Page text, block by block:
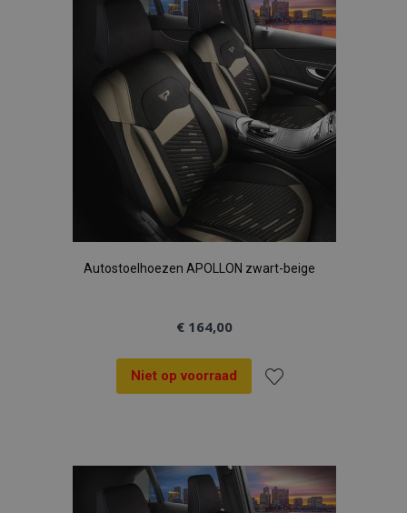
verlanglijst
Autostoelhoezen APOLLON zwart-beige
€ 164,00
Niet op voorraad
aan